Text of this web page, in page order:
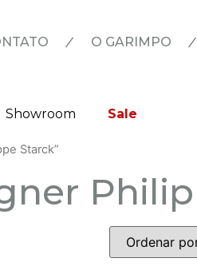
| O GARIMPO |
Showroom Sale
Starck”